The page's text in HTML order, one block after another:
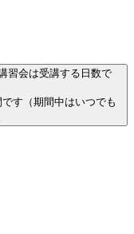
習会は受講する日数で
す（期間中はいつでも